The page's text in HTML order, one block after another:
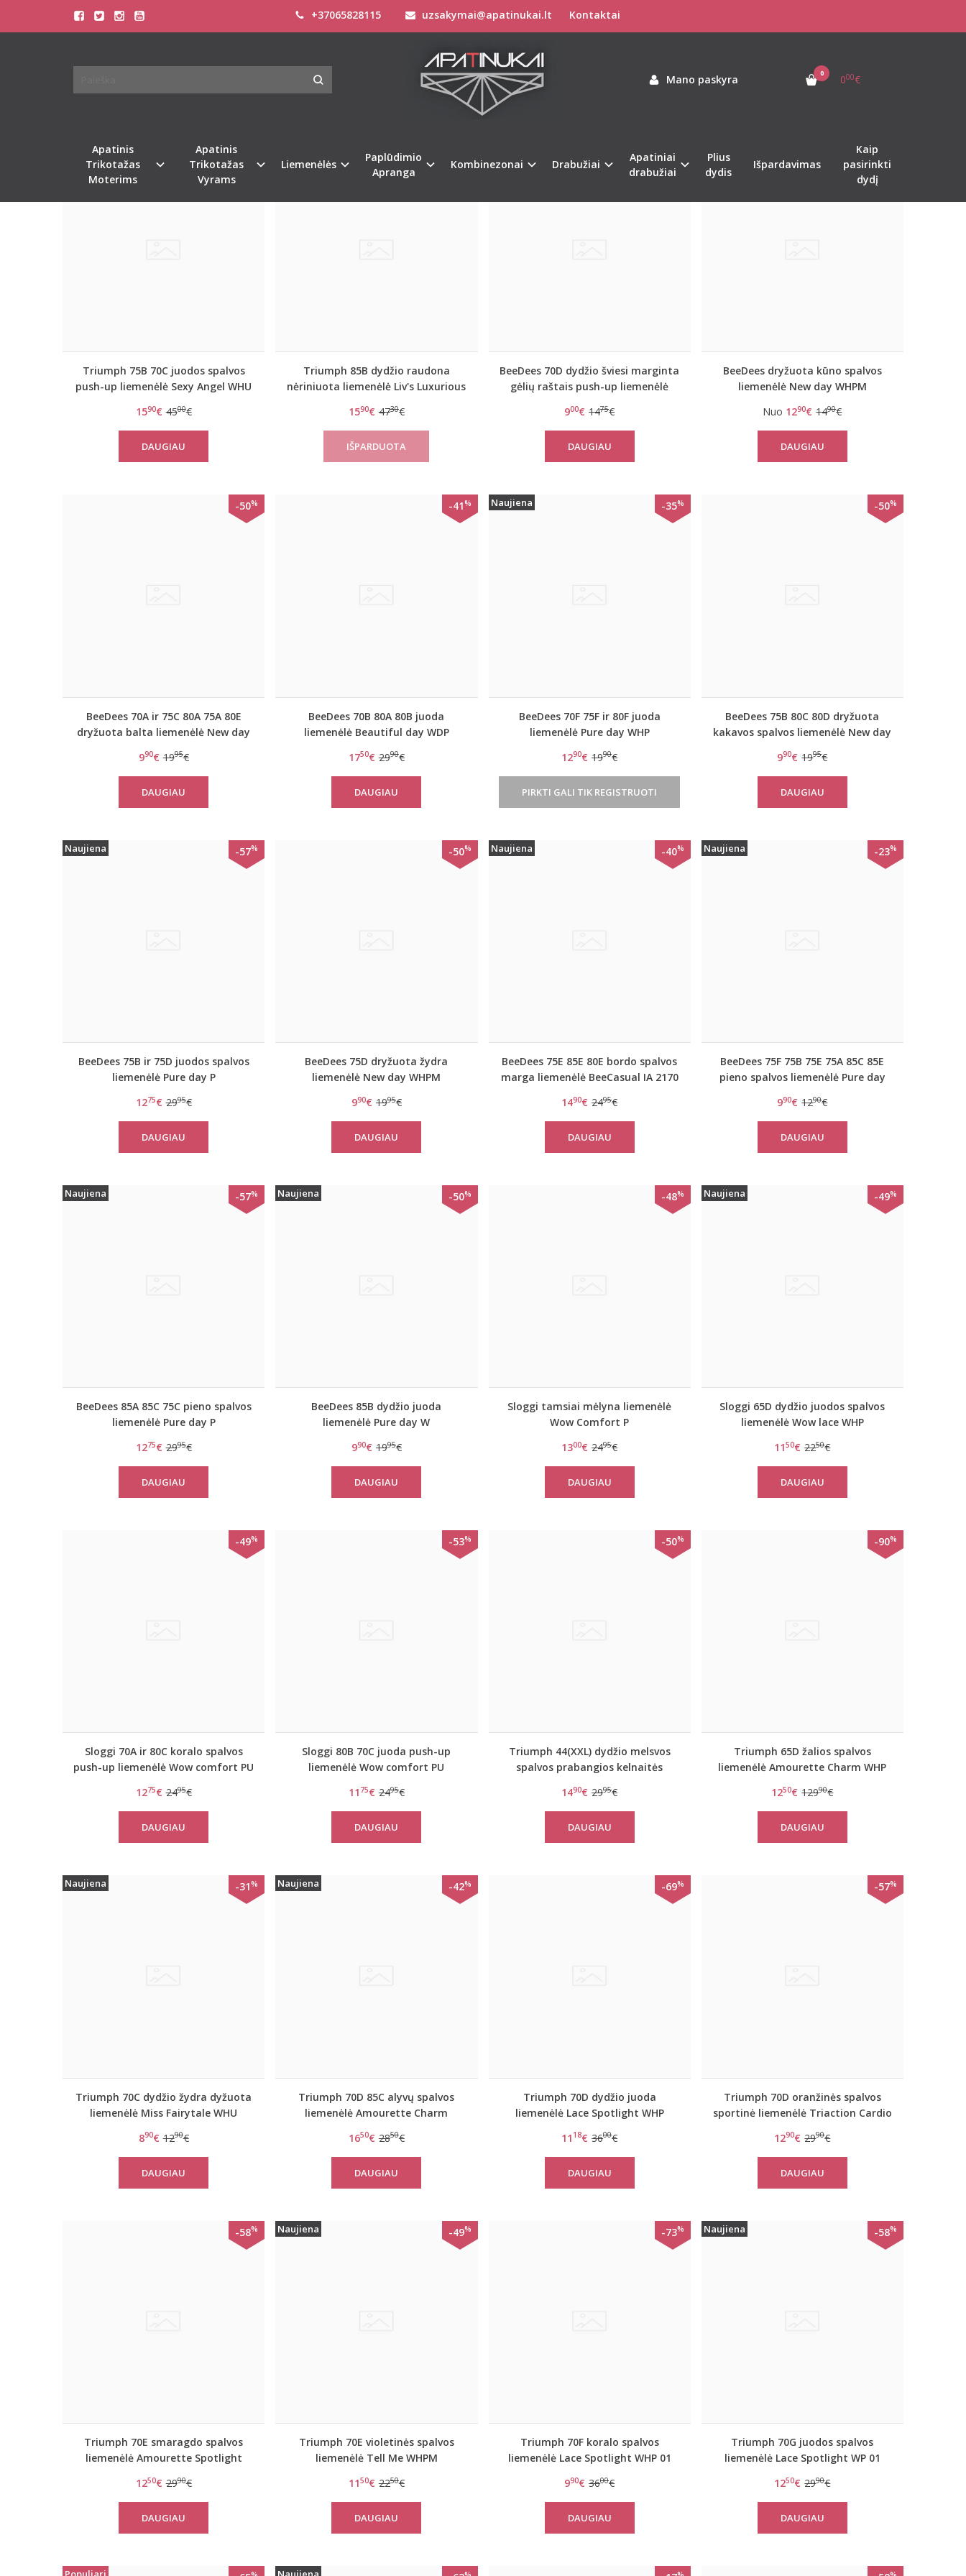
+37065828115 uzsakymai@apatinukai.lt Kontaktai
Mano paskyra 0 000€
Apatinis
Trikotažas
Moterims
Apatinis
Trikotažas
Vyrams
Liemenėlės
Paplūdimio
Apranga
Kombinezonai Drabužiai
Apatiniai
drabužiai
Plius
dydis
Išpardavimas
Kaip
pasirinkti
dydį
PREKIŲ PAIEŠKA - PASTORINTAIS
Naujiena Populiari -65
Triumph 75B 70C juodos spalvos
push-up liemenėlė Sexy Angel WHU
1590€ 4500€
DAUGIAU
Naujiena -66
Triumph 85B dydžio raudona
nėriniuota liemenėlė Liv's Luxurious
1590€ 4730€
Naujiena -39
BeeDees 70D dydžio šviesi marginta
gėlių raštais push-up liemenėlė
900€ 1475€
DAUGIAU
Naujiena -13
BeeDees dryžuota kūno spalvos
liemenėlė New day WHPM
Nuo 1290€ 1490€
DAUGIAU
-50%
BeeDees 70A ir 75C 80A 75A 80E
dryžuota balta liemenėlė New day
990€ 1995€
DAUGIAU
-41%
BeeDees 70B 80A 80B juoda
liemenėlė Beautiful day WDP
1750€ 2990€
DAUGIAU
Naujiena -35%
BeeDees 70F 75F ir 80F juoda
liemenėlė Pure day WHP
1290€ 1990€
PIRKTI GALI TIK REGISTRUOTI
-50%
BeeDees 75B 80C 80D dryžuota
kakavos spalvos liemenėlė New day
990€ 1995€
DAUGIAU
Naujiena -57%
BeeDees 75B ir 75D juodos spalvos
liemenėlė Pure day P
1275€ 2995€
DAUGIAU
-50%
BeeDees 75D dryžuota žydra
liemenėlė New day WHPM
990€ 1995€
DAUGIAU
Naujiena -40%
BeeDees 75E 85E 80E bordo spalvos
marga liemenėlė BeeCasual IA 2170
1490€ 2495€
DAUGIAU
Naujiena -23%
BeeDees 75F 75B 75E 75A 85C 85E
pieno spalvos liemenėlė Pure day
990€ 1290€
DAUGIAU
Naujiena -57%
BeeDees 85A 85C 75C pieno spalvos
liemenėlė Pure day P
1275€ 2995€
DAUGIAU
Naujiena -50%
BeeDees 85B dydžio juoda
liemenėlė Pure day W
990€ 1995€
DAUGIAU
-48%
Sloggi tamsiai mėlyna liemenėlė
Wow Comfort P
1300€ 2495€
DAUGIAU
Naujiena -49%
Sloggi 65D dydžio juodos spalvos
liemenėlė Wow lace WHP
1150€ 2250€
DAUGIAU
-49%
Sloggi 70A ir 80C koralo spalvos
push-up liemenėlė Wow comfort PU
1275€ 2495€
DAUGIAU
-53%
Sloggi 80B 70C juoda push-up
liemenėlė Wow comfort PU
11 75€ 2495€
DAUGIAU
-50%
Triumph 44(XXL) dydžio melsvos
spalvos prabangios kelnaitės
1490€ 2995€
DAUGIAU
-90%
Triumph 65D žalios spalvos
liemenėlė Amourette Charm WHP
1250€ 12990€
DAUGIAU
Naujiena -31%
Triumph 70C dydžio žydra dyžuota
liemenėlė Miss Fairytale WHU
890€ 1290€
DAUGIAU
Naujiena -42%
Triumph 70D 85C alyvų spalvos
liemenėlė Amourette Charm
1650€ 2850€
DAUGIAU
-69%
Triumph 70D dydžio juoda
liemenėlė Lace Spotlight WHP
11 18€ 3600€
DAUGIAU
-57%
Triumph 70D oranžinės spalvos
sportinė liemenėlė Triaction Cardio
1290€ 2990€
DAUGIAU
-58%
Triumph 70E smaragdo spalvos
liemenėlė Amourette Spotlight
1250€ 2990€
DAUGIAU
Naujiena -49%
Triumph 70E violetinės spalvos
liemenėlė Tell Me WHPM
1150€ 2250€
DAUGIAU
-73%
Triumph 70F koralo spalvos
liemenėlė Lace Spotlight WHP 01
990€ 3600€
DAUGIAU
Naujiena -58%
Triumph 70G juodos spalvos
liemenėlė Lace Spotlight WP 01
1250€ 2990€
DAUGIAU